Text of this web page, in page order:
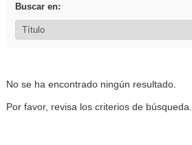
Buscar en:
No se ha encontrado ningún resultado.
Por favor, revisa los criterios de búsqueda.